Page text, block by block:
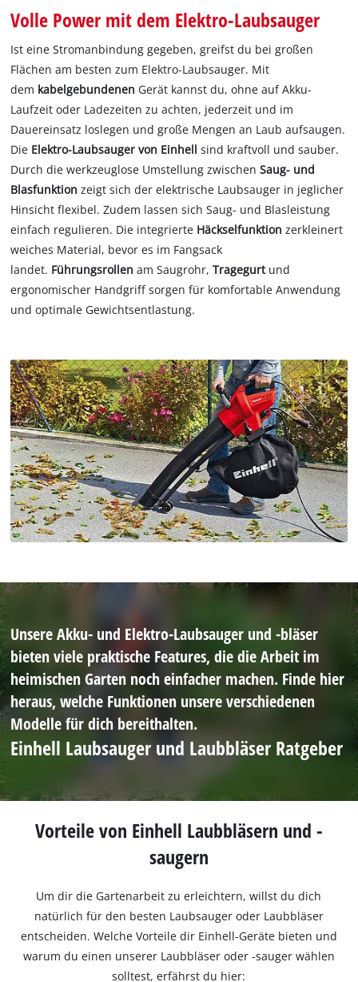
Volle Power mit dem Elektro-Laubsauger
Ist eine Stromanbindung gegeben, greifst du bei großen
Flächen am besten zum Elektro-Laubsauger. Mit
dem kabelgebundenen Gerät kannst du, ohne auf Akku-
Laufzeit oder Ladezeiten zu achten, jederzeit und im
Dauereinsatz loslegen und große Mengen an Laub aufsaugen.
Die Elektro-Laubsauger von Einhell sind kraftvoll und sauber.
Durch die werkzeuglose Umstellung zwischenSaug- und
Blasfunktion zeigt sich der elektrische Laubsauger in jeglicher
Hinsicht flexibel. Zudem lassen sich Saug- und Blasleistung
einfach regulieren. Die integrierte Häckselfunktionzerkleinert
weiches Material, bevor es im Fangsack
landet. Führungsrollenam Saugrohr,Tragegurt und
ergonomischer Handgriff sorgen für komfortable Anwendung
und optimale Gewichtsentlastung.
Unsere Akku- und Elektro-Laubsauger und -bläser
bieten viele praktische Features, die die Arbeit im
heimischen Garten noch einfacher machen. Finde hier
heraus, welche Funktionen unsere verschiedenen
Modelle für dich bereithalten.
Einhell Laubsauger und Laubbläser Ratgeber
Vorteile von Einhell Laubbläsern und -
saugern
Um dir die Gartenarbeit zu erleichtern, willst du dich
natürlich für den besten Laubsauger oder Laubbläser
entscheiden. Welche Vorteile dir Einhell-Geräte bieten und
warum du einen unserer Laubbläser oder -sauger wählen
solltest, erfährst du hier: